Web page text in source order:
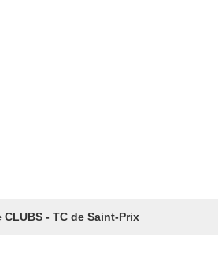
- TC de Saint-Prix